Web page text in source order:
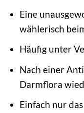
Eine
wählerisch
Häufig unter
Nach einer
Darmflora
Einfach nur